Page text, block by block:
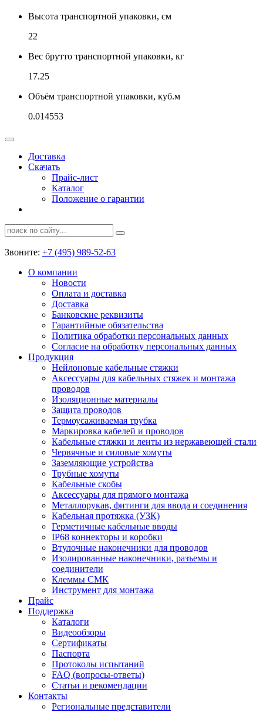
Высота транспортной упаковки, см
22
Вес брутто транспортной упаковки, кг
17.25
Объём транспортной упаковки, куб.м
0.014553
Доставка
Скачать
Прайс-лист
Каталог
Положение о гарантии
Звоните: +7 (495) 989-52-63
О компании
Новости
Оплата и доставка
Доставка
Банковские реквизиты
Гарантийные обязательства
Политика обработки персональных данных
Согласие на обработку персональных данных
Продукция
Нейлоновые кабельные стяжки
Аксессуары для кабельных стяжек и монтажа
проводов
Изоляционные материалы
Защита проводов
Термоусаживаемая трубка
Маркировка кабелей и проводов
Кабельные стяжки и ленты из нержавеющей стали
Червячные и силовые хомуты
Заземляющие устройства
Трубные хомуты
Кабельные скобы
Аксессуары для прямого монтажа
Металлорукав, фитинги для ввода и соединения
Кабельная протяжка (УЗК)
Герметичные кабельные вводы
IP68 коннекторы и коробки
Втулочные наконечники для проводов
Изолированные наконечники, разъемы и
соединители
Клеммы СМК
Инструмент для монтажа
Прайс
Поддержка
Каталоги
Видеообзоры
Сертификаты
Паспорта
Протоколы испытаний
FAQ (вопросы-ответы)
Статьи и рекомендации
Контакты
Региональные представители